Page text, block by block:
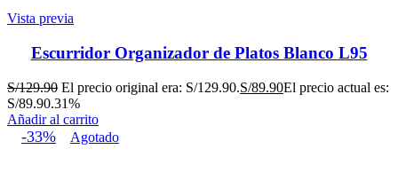
Vista previa
Escurridor Organizador de Platos Blanco L95
S/129.90 El precio original era: S/129.90.S/89.90El precio actual es:
S/89.90.31%
Añadir al carrito
-33% Agotado